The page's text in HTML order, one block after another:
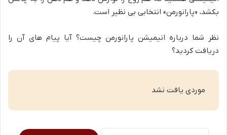
بکشد، «پارانورمن» انتخابی بی نظیر است.
نظر شما درباره انیمیشن پارانورمن چیست؟ آیا پیام های آن را
دریافت کردید؟
موردی یافت نشد